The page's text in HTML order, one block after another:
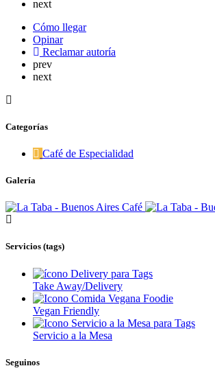
next
Cómo llegar
Opinar
Reclamar autoría
prev
next
Categorías
Café de Especialidad
Galería
Servicios (tags)
Take Away/Delivery
Vegan Friendly
Servicio a la Mesa
Seguinos